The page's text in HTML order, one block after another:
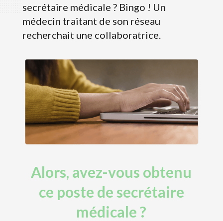
secrétaire médicale ? Bingo ! Un
médecin traitant de son réseau
recherchait une collaboratrice.
Alors, avez-vous obtenu
ce poste de secrétaire
médicale ?